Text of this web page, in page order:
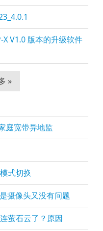
V1.0 版本的升级软件
»
庭宽带异地监
式切换
摄像头又没有问题
萤石云了？原因